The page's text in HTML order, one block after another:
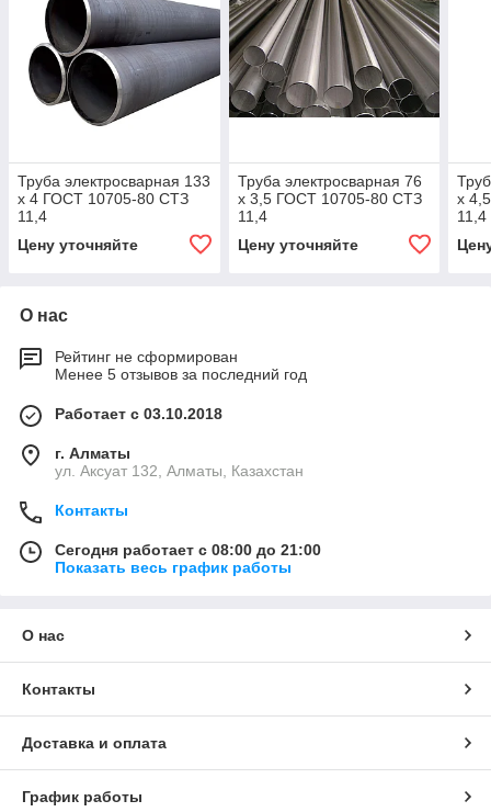
Труба электросварная 133
х 4 ГОСТ 10705-80 СТЗ
11,4
Цену уточняйте
Труба электросварная 76
х 3,5 ГОСТ 10705-80 СТЗ
11,4
Цену уточняйте
х
11,4
О нас
Рейтинг не сформирован
Менее 5 отзывов за последний год
Работает с 03.10.2018
г. Алматы
ул. Аксуат 132, Алматы, Казахстан
Контакты
Сегодня работает с 08:00 до 21:00
Показать весь график работы
О нас
Контакты
Доставка и оплата
График работы